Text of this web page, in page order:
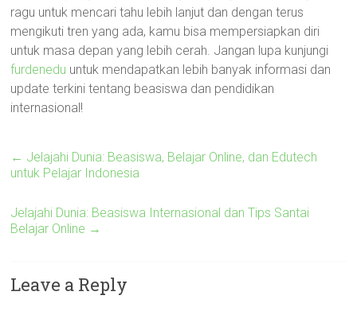
ragu untuk mencari tahu lebih lanjut dan dengan terus
mengikuti tren yang ada, kamu bisa mempersiapkan diri
untuk masa depan yang lebih cerah. Jangan lupa kunjungi
furdenedu untuk mendapatkan lebih banyak informasi dan
update terkini tentang beasiswa dan pendidikan
internasional!
← Jelajahi Dunia: Beasiswa, Belajar Online, dan Edutech
untuk Pelajar Indonesia
Jelajahi Dunia: Beasiswa Internasional dan Tips Santai
Belajar Online →
Leave a Reply